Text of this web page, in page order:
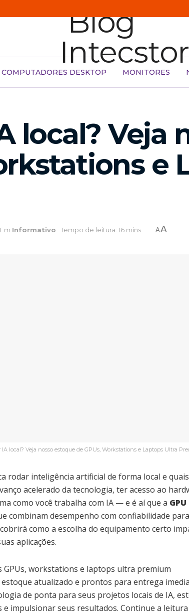
COMPUTADORES DESKTOP MONITORES
local? Veja
e
Em Informativo Tempo de leitura: 16 mins AA
IA local? Veja nosso estoque de GPUs, Workstations e Laptops Ultra
rodar inteligência artificial de forma local e quais
acelerado da tecnologia, ter acesso ao
como você trabalha com IA — e é aí que a
combinam desempenho com confiabilidade para
como a escolha do equipamento certo
aplicações.
GPUs, workstations e laptops ultra premium
atualizado e prontos para entrega
de ponta para seus projetos locais de IA,
impulsionar seus resultados. Continue a leitura